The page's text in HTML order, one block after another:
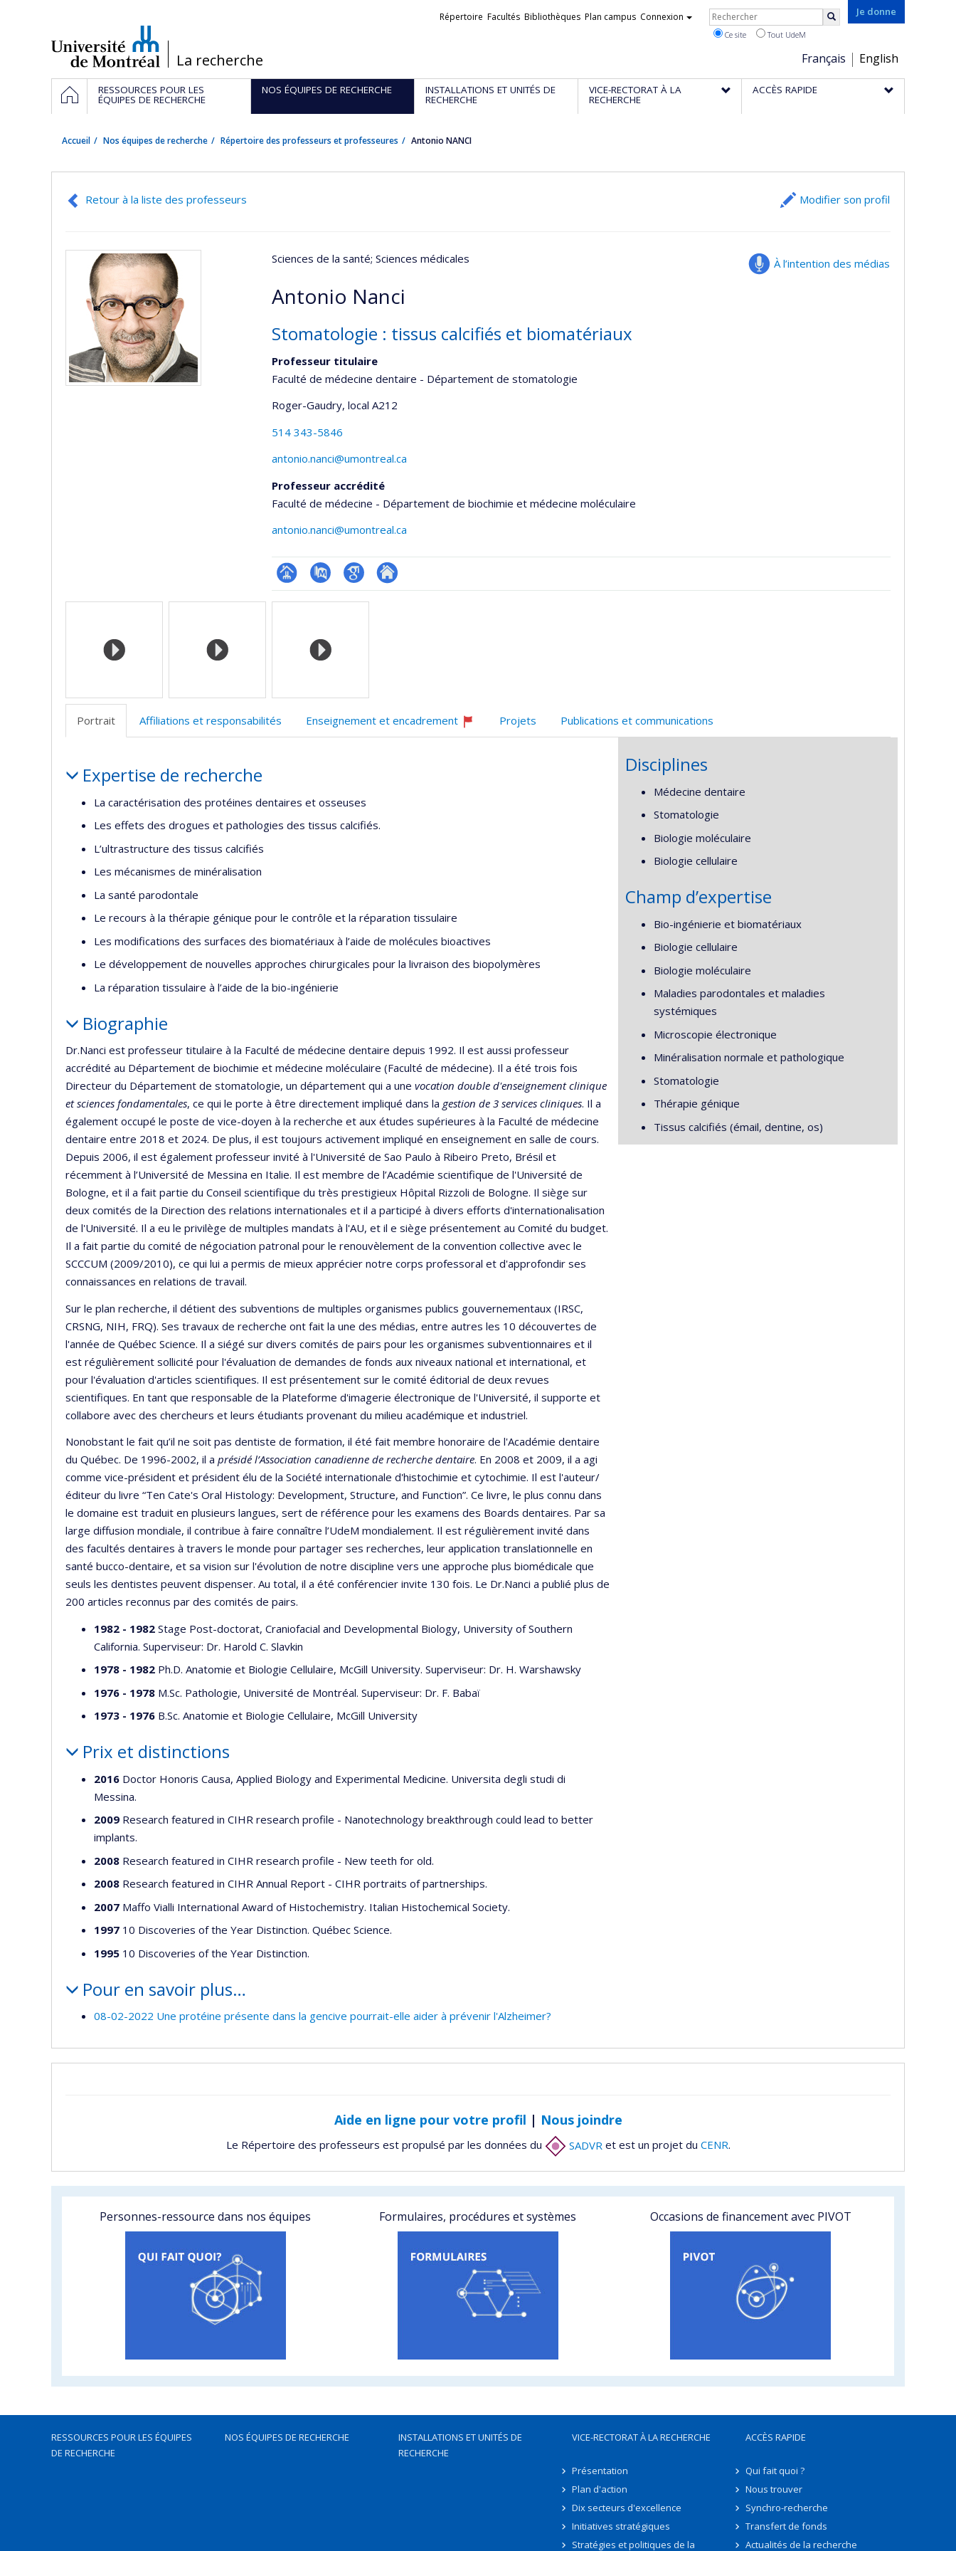
/La recherche
Je donne
Choix
de
la
Français English
Liens
Répertoire Facultés Bibliothèques Plan campus Connexion Rechercher
Ce site Tout UdeM
Navigation
principale
ACCUEILRESSOURCES POUR LES
ÉQUIPES DE RECHERCHE
NOS ÉQUIPES DE RECHERCHE INSTALLATIONS ET UNITÉS DE
RECHERCHE
VICE-RECTORAT À LA
RECHERCHE
ACCÈS RAPIDE
Accueil Nos équipes de recherche Répertoire des professeurs et professeures Antonio NANCI
Retour à la liste des professeurs Modifier son profil
À l’intention des médias
Sciences de la santé; Sciences médicales
Antonio Nanci
Stomatologie : tissus calcifiés et biomatériaux
Professeur titulaire
Faculté de médecine dentaire - Département de stomatologie
Roger-Gaudry, local A212
514 343-5846
antonio.nanci@umontreal.ca
Professeur accrédité
Faculté de médecine - Département de biochimie et médecine moléculaire
antonio.nanci@umontreal.ca
Page PubMedGoogleAutre
Médias
Portrait Affiliations et responsabilités
Enseignement et encadrement
Ce
Projets Publications et communications
Expertise de recherche
La caractérisation des protéines dentaires et osseuses
Les effets des drogues et pathologies des tissus calcifiés.
L’ultrastructure des tissus calcifiés
Les mécanismes de minéralisation
La santé parodontale
Le recours à la thérapie génique pour le contrôle et la réparation tissulaire
Les modifications des surfaces des biomatériaux à l’aide de molécules bioactives
Le développement de nouvelles approches chirurgicales pour la livraison des biopolymères
La réparation tissulaire à l’aide de la bio-ingénierie
Biographie
Dr.Nanci est professeur titulaire à la Faculté de médecine dentaire depuis 1992. Il est aussi professeur
accrédité au Département de biochimie et médecine moléculaire (Faculté de médecine). Il a été trois fois
Directeur du Département de stomatologie, un département qui a une vocation double d'enseignement clinique
et sciences fondamentales, ce qui le porte à être directement impliqué dans la gestion de 3 services cliniques. Il a
également occupé le poste de vice-doyen à la recherche et aux études supérieures à la Faculté de médecine
dentaire entre 2018 et 2024. De plus, il est toujours activement impliqué en enseignement en salle de cours.
Depuis 2006, il est également professeur invité à l'Université de Sao Paulo à Ribeiro Preto, Brésil et
récemment à l’Université de Messina en Italie. Il est membre de l’Académie scientifique de l'Université de
Bologne, et il a fait partie du Conseil scientifique du très prestigieux Hôpital Rizzoli de Bologne. Il siège sur
deux comités de la Direction des relations internationales et il a participé à divers efforts d'internationalisation
de l'Université. Il a eu le privilège de multiples mandats à l'AU, et il e siège présentement au Comité du budget.
Il a fait partie du comité de négociation patronal pour le renouvèlement de la convention collective avec le
SCCCUM (2009/2010), ce qui lui a permis de mieux apprécier notre corps professoral et d'approfondir ses
connaissances en relations de travail.
Sur le plan recherche, il détient des subventions de multiples organismes publics gouvernementaux (IRSC,
CRSNG, NIH, FRQ). Ses travaux de recherche ont fait la une des médias, entre autres les 10 découvertes de
l'année de Québec Science. Il a siégé sur divers comités de pairs pour les organismes subventionnaires et il
est régulièrement sollicité pour l'évaluation de demandes de fonds aux niveaux national et international, et
pour l'évaluation d'articles scientifiques. Il est présentement sur le comité éditorial de deux revues
scientifiques. En tant que responsable de la Plateforme d'imagerie électronique de l'Université, il supporte et
collabore avec des chercheurs et leurs étudiants provenant du milieu académique et industriel.
Nonobstant le fait qu’il ne soit pas dentiste de formation, il été fait membre honoraire de l'Académie dentaire
du Québec. De 1996-2002, il a présidé l’Association canadienne de recherche dentaire. En 2008 et 2009, il a agi
comme vice-président et président élu de la Société internationale d'histochimie et cytochimie. Il est l'auteur/
éditeur du livre “Ten Cate's Oral Histology: Development, Structure, and Function”. Ce livre, le plus connu dans
le domaine est traduit en plusieurs langues, sert de référence pour les examens des Boards dentaires. Par sa
large diffusion mondiale, il contribue à faire connaître l’UdeM mondialement. Il est régulièrement invité dans
des facultés dentaires à travers le monde pour partager ses recherches, leur application translationnelle en
santé bucco-dentaire, et sa vision sur l'évolution de notre discipline vers une approche plus biomédicale que
seuls les dentistes peuvent dispenser. Au total, il a été conférencier invite 130 fois. Le Dr.Nanci a publié plus de
200 articles reconnus par des comités de pairs.
1982 - 1982 Stage Post-doctorat, Craniofacial and Developmental Biology, University of Southern
California. Superviseur: Dr. Harold C. Slavkin
1978 - 1982 Ph.D. Anatomie et Biologie Cellulaire, McGill University. Superviseur: Dr. H. Warshawsky
1976 - 1978 M.Sc. Pathologie, Université de Montréal. Superviseur: Dr. F. Babaï
1973 - 1976 B.Sc. Anatomie et Biologie Cellulaire, McGill University
Prix et distinctions
2016 Doctor Honoris Causa, Applied Biology and Experimental Medicine. Universita degli studi di
Messina.
2009 Research featured in CIHR research profile - Nanotechnology breakthrough could lead to better
implants.
2008 Research featured in CIHR research profile - New teeth for old.
2008 Research featured in CIHR Annual Report - CIHR portraits of partnerships.
2007 Maffo Vialli International Award of Histochemistry. Italian Histochemical Society.
1997 10 Discoveries of the Year Distinction. Québec Science.
1995 10 Discoveries of the Year Distinction.
Pour en savoir plus…
08-02-2022 Une protéine présente dans la gencive pourrait-elle aider à prévenir l'Alzheimer?
Disciplines
Médecine dentaire
Stomatologie
Biologie moléculaire
Biologie cellulaire
Champ d’expertise
Bio-ingénierie et biomatériaux
Biologie cellulaire
Biologie moléculaire
Maladies parodontales et maladies
systémiques
Microscopie électronique
Minéralisation normale et pathologique
Stomatologie
Thérapie génique
Tissus calcifiés (émail, dentine, os)
Aide en ligne pour votre profil | Nous joindre
Le Répertoire des professeurs est propulsé par les données du SADVR et est un projet du CENR.
Personnes-ressource dans nos équipes Formulaires, procédures et systèmes Occasions de financement avec PIVOT
RESSOURCES POUR LES ÉQUIPES
DE RECHERCHE
NOS ÉQUIPES DE RECHERCHE
INSTALLATIONS ET UNITÉS DE
RECHERCHE
VICE-RECTORAT À LA RECHERCHE
Présentation
Plan d'action
Dix secteurs d'excellence
Initiatives stratégiques
Stratégies et politiques de la
ACCÈS RAPIDE
Qui fait quoi ?
Nous trouver
Synchro-recherche
Transfert de fonds
Actualités de la recherche